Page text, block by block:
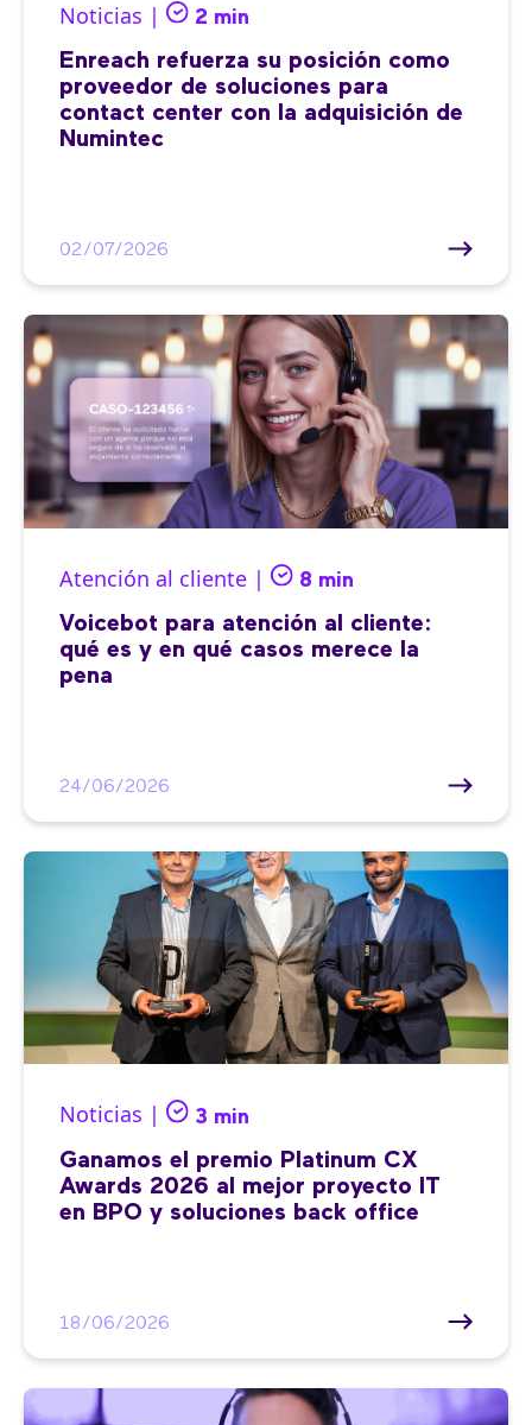
Noticias | 2 min
Enreach refuerza su posición como
proveedor de soluciones para
contact center con la adquisición de
Numintec
02/07/2026
Atención al cliente | 8 min
Voicebot para atención al cliente:
qué es y en qué casos merece la
pena
24/06/2026
Noticias | 3 min
Ganamos el premio Platinum CX
Awards 2026 al mejor proyecto IT
en BPO y soluciones back office
18/06/2026